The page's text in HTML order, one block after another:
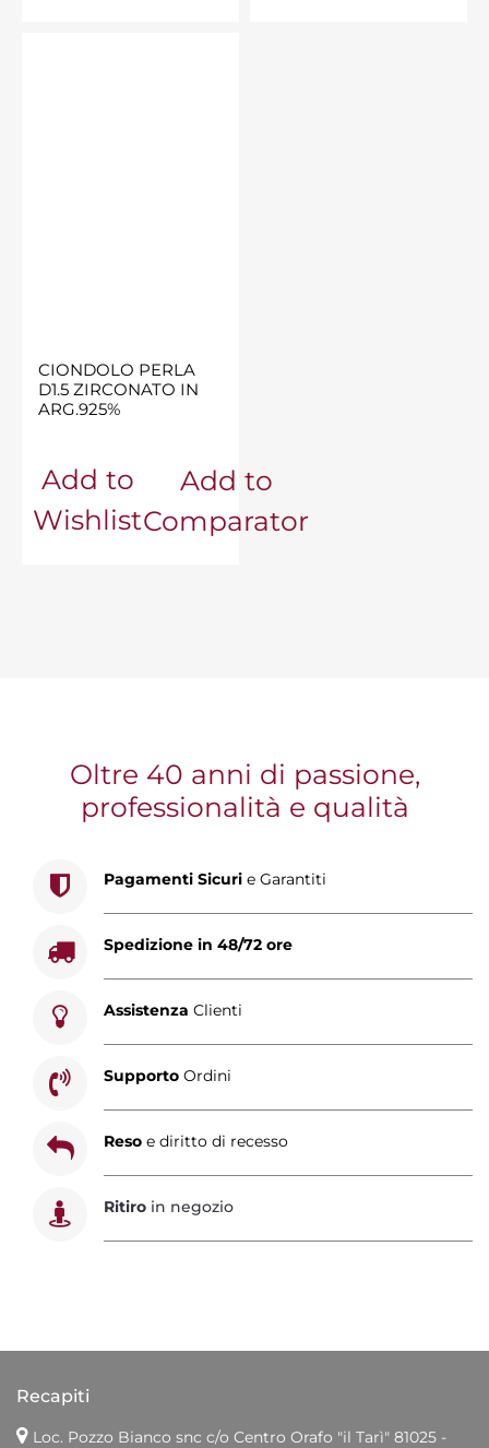
CIONDOLO PERLA
D1.5 ZIRCONATO IN
ARG.925%
Add to
Wishlist
Add to
Comparator
Oltre 40 anni di passione,
professionalità e qualità
Pagamenti Sicuri e Garantiti
Spedizione in 48/72 ore
Assistenza Clienti
Supporto Ordini
Reso e diritto di recesso
Ritiro in negozio
Recapiti
Loc. Pozzo Bianco snc c/o Centro Orafo "il Tarì" 81025 -